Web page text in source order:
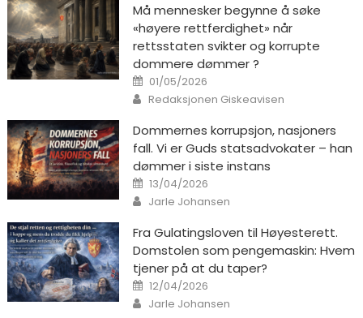
Må mennesker begynne å søke
«høyere rettferdighet» når
rettsstaten svikter og korrupte
dommere dømmer ?
Posted on
01/05/2026
Author
Redaksjonen Giskeavisen
Dommernes korrupsjon, nasjoners
fall. Vi er Guds statsadvokater – han
dømmer i siste instans
Posted on
13/04/2026
Author
Jarle Johansen
Fra Gulatingsloven til Høyesterett.
Domstolen som pengemaskin: Hvem
tjener på at du taper?
Posted on
12/04/2026
Author
Jarle Johansen